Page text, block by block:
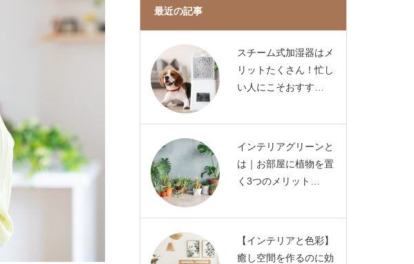
最近の記事
スチーム式加湿器はメ
リットたくさん！忙し
い人にこそおすす…
インテリアグリーンと
は｜お部屋に植物を置
く3つのメリット…
【インテリアと色彩】
癒し空間を作るのに効